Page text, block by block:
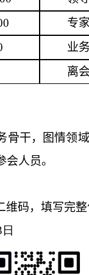
专
业
离会
骨干，图情领
人员。
维码，填写完整
日